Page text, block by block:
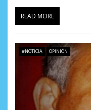
READ MORE
#NOTICIA OPINIÓN